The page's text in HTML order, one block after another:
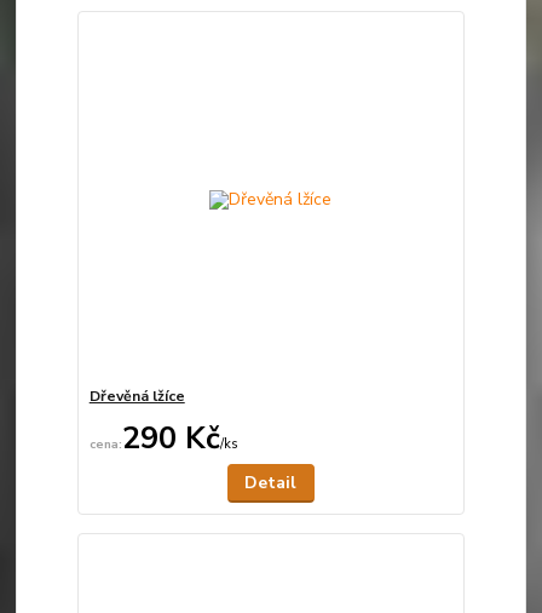
Dřevěná lžíce
290 Kč/ks
Detail